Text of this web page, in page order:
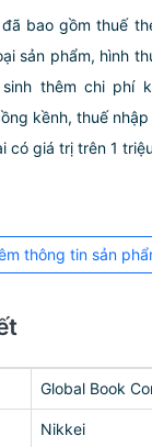
bao gồm thuế
sản phẩm, hình
thêm chi phí
kềnh, thuế
có giá trị trên 1
thông tin sản
Global Book
Nikkei